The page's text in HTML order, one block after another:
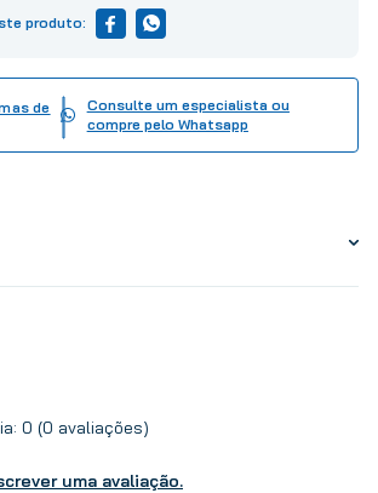
de
Consulte um especialista ou
compre pelo Whatsapp
0 (0 avaliações)
uma avaliação.